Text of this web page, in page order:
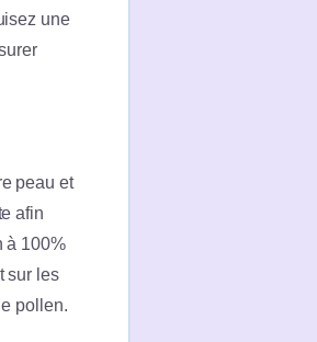
une
peau et
afin
à 100%
sur les
pollen.